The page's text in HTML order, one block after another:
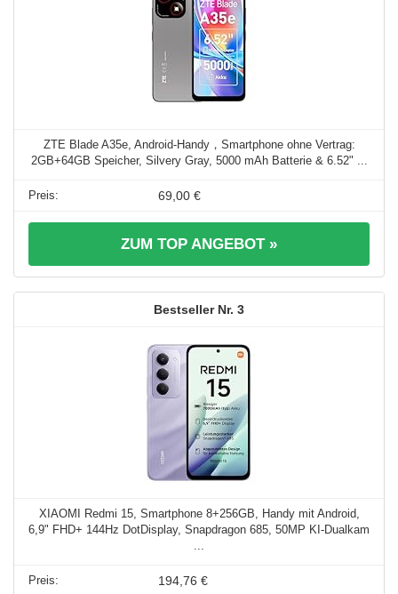
ZTE Blade A35e, Android-Handy，Smartphone ohne Vertrag:
2GB+64GB Speicher, Silvery Gray, 5000 mAh Batterie & 6.52" ...
69,00 €
ZUM TOP ANGEBOT »
3
XIAOMI Redmi 15, Smartphone 8+256GB, Handy mit Android,
6,9" FHD+ 144Hz DotDisplay, Snapdragon 685, 50MP KI-Dualkam
...
194,76 €